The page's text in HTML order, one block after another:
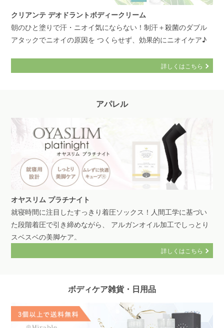
クリアンテ デオドラントボディークリーム
朝のひと塗りで汗・ニオイ気にならない！制汗＋殺菌のダブル
アタックでニオイの原因を つくらせず、効果的にニオイケア♪
詳しくはこちら
アパレル
オヤスリム プラチナイト
就寝時間に注目したすっきり着圧ソックス！人間工学に基づい
た段階着圧で引き締めながら、 アルガンオイル加工でしっとり
スベスベの美脚ケア。
詳しくはこちら
ボディケア雑貨・日用品